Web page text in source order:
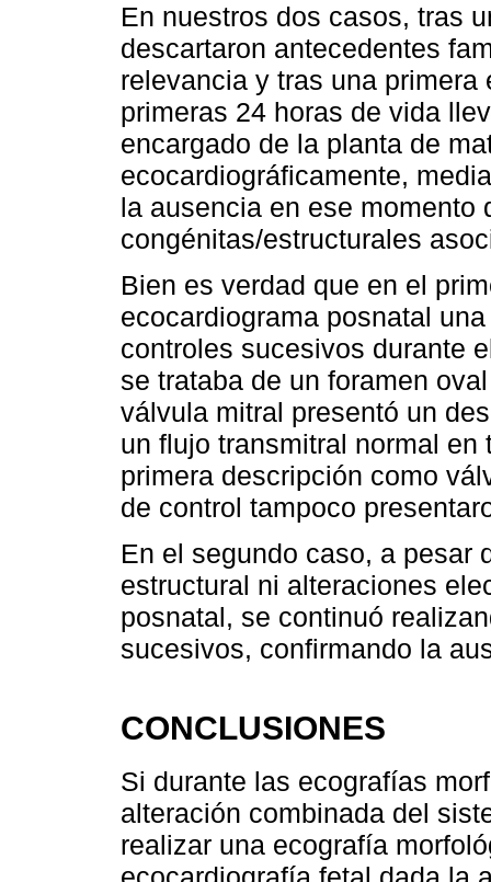
En nuestros dos casos, tras
descartaron antecedentes
relevancia y tras una
primeras 24 horas de vida
encargado de la planta de
ecocardiográficamente,
la ausencia en ese momento
congénitas/estructurales
Bien es verdad que en el
ecocardiograma posnatal
controles sucesivos durante
se trataba de un foramen
válvula mitral presentó un
un flujo transmitral normal
primera descripción como
de control tampoco
En el segundo caso, a pesar
estructural ni alteraciones
posnatal, se continuó
sucesivos, confirmando la
CONCLUSIONES
Si durante las ecografías
alteración combinada del
realizar una ecografía